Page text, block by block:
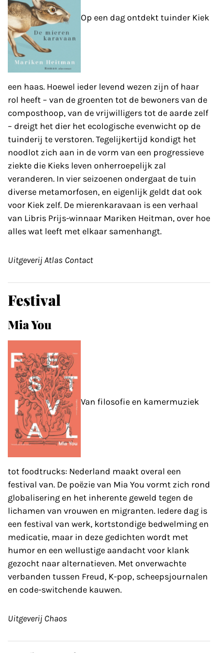
Op een dag ontdekt tuinder Kiek
een haas. Hoewel ieder levend wezen zijn of haar
rol heeft – van de groenten tot de bewoners van de
composthoop, van de vrijwilligers tot de aarde zelf
– dreigt het dier het ecologische evenwicht op de
tuinderij te verstoren. Tegelijkertijd kondigt het
noodlot zich aan in de vorm van een progressieve
ziekte die Kieks leven onherroepelijk zal
veranderen. In vier seizoenen ondergaat de tuin
diverse metamorfosen, en eigenlijk geldt dat ook
voor Kiek zelf. De mierenkaravaan is een verhaal
van Libris Prijs-winnaar Mariken Heitman, over hoe
alles wat leeft met elkaar samenhangt.
Uitgeverij Atlas Contact
Festival
Mia You
Van filosofie en kamermuziek
tot foodtrucks: Nederland maakt overal een
festival van. De poëzie van Mia You vormt zich rond
globalisering en het inherente geweld tegen de
lichamen van vrouwen en migranten. Iedere dag is
een festival van werk, kortstondige bedwelming en
medicatie, maar in deze gedichten wordt met
humor en een wellustige aandacht voor klank
gezocht naar alternatieven. Met onverwachte
verbanden tussen Freud, K-pop, scheepsjournalen
en code-switchende kauwen.
Uitgeverij Chaos